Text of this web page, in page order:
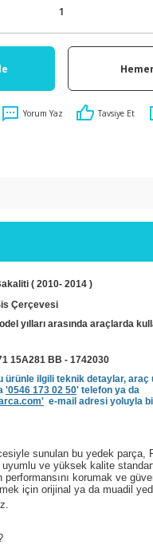
Yorum Yaz Tavsiye Et
( 2010- 2014 )
Çerçevesi
yılları arasında araçlarda
15A281 BB - 1742030
ürünle ilgili teknik detaylar, araç
'0546 173 02 50' telefon ya da
e-mail adresi yoluyla
sunulan bu yedek parça,
uyumlu ve yüksek kalite
performansını korumak ve
için orijinal ya da muadil